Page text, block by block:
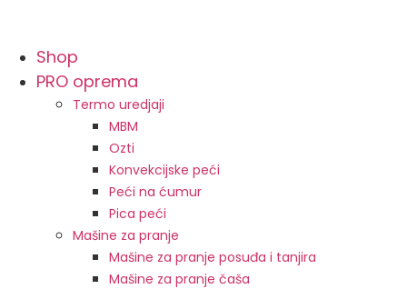
Shop
PRO oprema
Termo uredjaji
MBM
Ozti
Konvekcijske peći
Peći na ćumur
Pica peći
Mašine za pranje
Mašine za pranje posuđa i tanjira
Mašine za pranje čaša